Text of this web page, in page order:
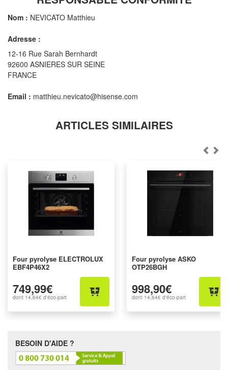
Nom : NEVICATO Matthieu
Adresse :
12-16 Rue Sarah Bernhardt
92600 ASNIERES SUR SEINE
FRANCE
Email : matthieu.nevicato@hisense.com
ARTICLES SIMILAIRES
Four pyrolyse ELECTROLUX
EBF4P46X2
749,99€
dont 14,64€ d'éco-part
Four pyrolyse ASKO
OTP26BGH
998,90€
dont 14,64€ d'éco-part
BESOIN D'AIDE ?